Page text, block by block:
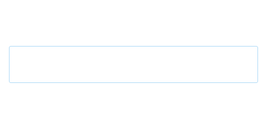
Что будет с наличными деньгами при цифровом